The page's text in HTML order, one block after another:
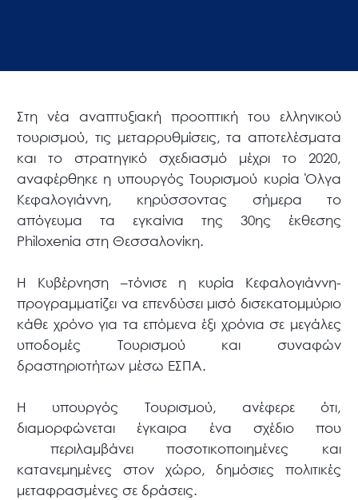
Στη νέα αναπτυξιακή προοπτική του ελληνικού
τουρισμού, τις μεταρρυθμίσεις, τα αποτελέσματα
και το στρατηγικό σχεδιασμό μέχρι το 2020,
αναφέρθηκε η υπουργός Τουρισμού κυρία Όλγα
Κεφαλογιάννη, κηρύσσοντας σήμερα το
απόγευμα τα εγκαίνια της 30ης έκθεσης
Philoxenia στη Θεσσαλονίκη.
Η Κυβέρνηση –τόνισε η κυρία Κεφαλογιάννη-
προγραμματίζει να επενδύσει μισό δισεκατομμύριο
κάθε χρόνο για τα επόμενα έξι χρόνια σε μεγάλες
υποδομές Τουρισμού και συναφών
δραστηριοτήτων μέσω ΕΣΠΑ.
Η υπουργός Τουρισμού, ανέφερε ότι,
διαμορφώνεται έγκαιρα ένα σχέδιο που
περιλαμβάνει ποσοτικοποιημένες και
κατανεμημένες στον χώρο, δημόσιες πολιτικές
μεταφρασμένες σε δράσεις.